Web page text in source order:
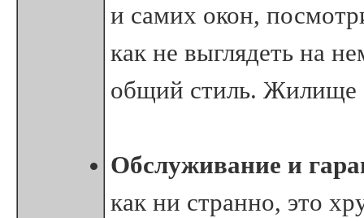
и самих окон,
как не выглядеть на
общий стиль. Жилище
Обслуживание и
как ни странно, это